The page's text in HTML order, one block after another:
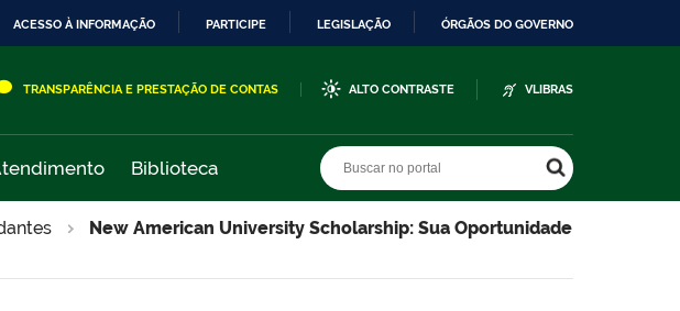
ACESSO À INFORMAÇÃO PARTICIPE LEGISLAÇÃO ÓRGÃOS DO GOVERNO
TRANSPARÊNCIA E PRESTAÇÃO DE CONTAS ALTO CONTRASTE VLIBRAS
Biblioteca
New American University Scholarship: Sua Oportunidade